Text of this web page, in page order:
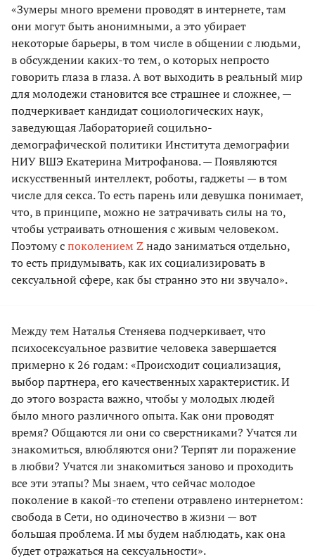
«Зумеры много времени проводят в интернете, там
они могут быть анонимными, а это убирает
некоторые барьеры, в том числе в общении с людьми,
в обсуждении каких-то тем, о которых непросто
говорить глаза в глаза. А вот выходить в реальный мир
для молодежи становится все страшнее и сложнее, —
подчеркивает кандидат социологических наук,
заведующая Лабораторией социльно-
демографической политики Института демографии
НИУ ВШЭ Екатерина Митрофанова. — Появляются
искусственный интеллект, роботы, гаджеты — в том
числе для секса. То есть парень или девушка понимает,
что, в принципе, можно не затрачивать силы на то,
чтобы устраивать отношения с живым человеком.
Поэтому споколением Zнадо заниматься отдельно,
то есть придумывать, как их социализировать в
сексуальной сфере, как бы странно это ни звучало».
Между тем Наталья Стеняева подчеркивает, что
психосексуальное развитие человека завершается
примерно к 26 годам: «Происходит социализация,
выбор партнера, его качественных характеристик. И
до этого возраста важно, чтобы у молодых людей
было много различного опыта. Как они проводят
время? Общаются ли они со сверстниками? Учатся ли
знакомиться, влюбляются они? Терпят ли поражение
в любви? Учатся ли знакомиться заново и проходить
все эти этапы? Мы знаем, что сейчас молодое
поколение в какой-то степени отравлено интернетом:
свобода в Сети, но одиночество в жизни — вот
большая проблема. И мы будем наблюдать, как она
будет отражаться на сексуальности».